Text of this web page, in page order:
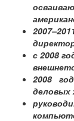
с 2008
2008
деловых